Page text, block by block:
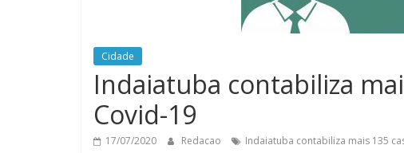
Cidade
Indaiatuba contabiliza
Covid-19
17/07/2020 Redacao Indaiatuba contabiliza mais 135